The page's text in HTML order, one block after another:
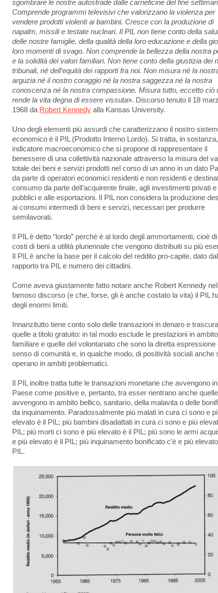
sgombrare le nostre autostrade dalle carneficine del fine
Comprende programmi televisivi che valorizzano la violenza per
vendere prodotti violenti ai bambini. Cresce con la produzione di
napalm, missili e testate nucleari. Il PIL non tiene conto della
delle nostre famiglie, della qualità della loro educazione e della
loro momenti di svago. Non comprende la bellezza della nostra
e la solidità dei valori familiari. Non tiene conto della giustizia dei
tribunali, né dell’equità dei rapporti fra noi. Non misura né la
arguzia né il nostro coraggio né la nostra saggezza né la nostra
conoscenza né la nostra compassione. Misura tutto, eccetto ciò
rende la vita degna di essere vissuta». Discorso tenuto il 18
1968 da Robert Kennedy alla Kansas University.
Uno degli elementi più assurdi che caratterizzano il nostro
economico è il PIL (Prodotto Interno Lordo). Si tratta, in
indicatore macroeconomico che si propone di rappresentare il
benessere di una collettività nazionale attraverso la misura del
totale dei beni e servizi prodotti nel corso di un anno in un dato
da parte di operatori economici residenti e non residenti e
consumo da parte dell’acquirente finale, agli investimenti privati e
pubblici e alle esportazioni. Il PIL non considera la produzione
ai consumi intermedi di beni e servizi, necessari per produrre
semilavorati.
Il PIL è detto “lordo” perché è al lordo degli ammortamenti, cioè
costi di beni a utilità pluriennale che vengono distribuiti su più
Il PIL è anche la base per il calcolo del reddito pro-capite, dato dal
rapporto tra PIL e numero dei cittadini.
Come aveva giustamente fatto notare anche Robert Kennedy
famoso discorso (e che, forse, gli è anche costato la vita) il PIL
degli enormi limiti.
Innanzitutto tiene conto solo delle transazioni in denaro e
quelle a titolo gratuito: in tal modo esclude le prestazioni in ambito
familiare e quelle del volontariato che sono la diretta espressione
senso di comunità e, in qualche modo, di positività sociali anche
operano in ambiti problematici.
Il PIL inoltre tratta tutte le transazioni monetarie che avvengono
Paese come positive e, pertanto, tra esser rientrano anche
avvengono in ambito bellico, sanitario, della malavita o delle
da inquinamento. Paradossalmente più malati in cura ci sono e
elevato è il PIL; più bambini disadattati in cura ci sono e più
PIL; più morti ci sono è più elevato è il PIL; più sono le armi
e più elevato è il PIL; più inquinamento bonificato c’è e più
PIL.